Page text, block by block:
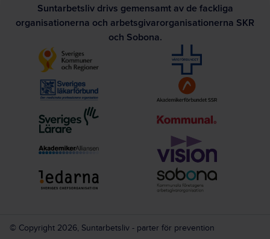
Suntarbetsliv drivs gemensamt av de fackliga
organisationerna och arbetsgivarorganisationerna SKR
och Sobona.
© Copyright 2026, Suntarbetsliv - parter för prevention